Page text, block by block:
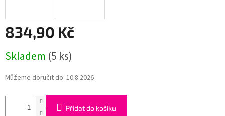
834,90 Kč
cena:
Skladem (5 ks)
Můžeme doručit do: 10.8.2026
Přidat do košíku